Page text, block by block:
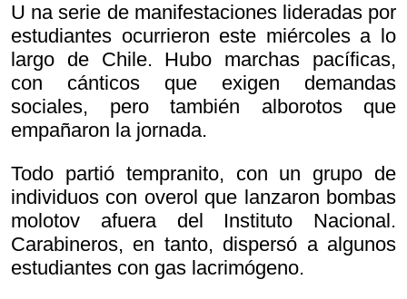
U na serie de manifestaciones lideradas por
estudiantes ocurrieron este miércoles a lo
largo de Chile. Hubo marchas pacíficas,
con cánticos que exigen demandas
sociales, pero también alborotos que
empañaron la jornada.
Todo partió tempranito, con un grupo de
individuos con overol que lanzaron bombas
molotov afuera del Instituto Nacional.
Carabineros, en tanto, dispersó a algunos
estudiantes con gas lacrimógeno.